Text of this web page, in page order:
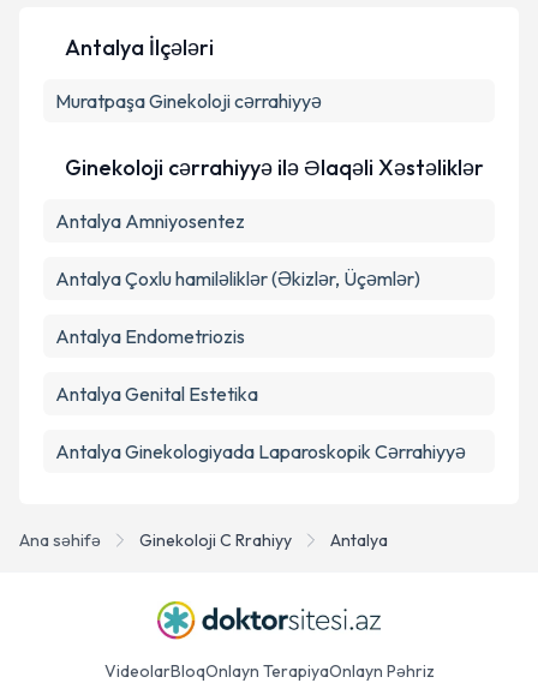
Ana səhifə Ginekoloji C Rrahiyy Antalya
Antalya İlçələri
MuratpaşaGinekoloji cərrahiyyə
Ginekoloji cərrahiyyə ilə Əlaqəli Xəstəliklər
Antalya Amniyosentez
Antalya Çoxlu hamiləliklər (Əkizlər, Üçəmlər)
Antalya Endometriozis
Antalya Genital Estetika
Antalya Ginekologiyada Laparoskopik Cərrahiyyə
VideolarBloqOnlayn TerapiyaOnlayn Pəhriz